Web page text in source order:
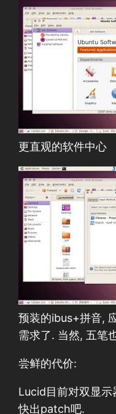
更直观的软件中心
预装的ibus+拼音,
需求了. 当然, 五笔
尝鲜的代价:
Lucid目前对双显示
快出patch吧.